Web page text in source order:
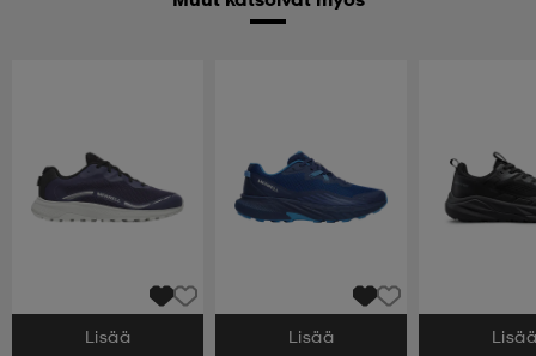
Valitse Koko
Lisää Valitse Koko
Lisää Valitse Koko